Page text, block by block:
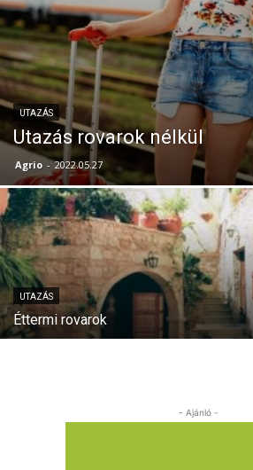
UTAZÁS
Utazás rovarok nélkül
Agrio - 2022.05.27
UTAZÁS
Éttermi rovarok
- Ajánló -